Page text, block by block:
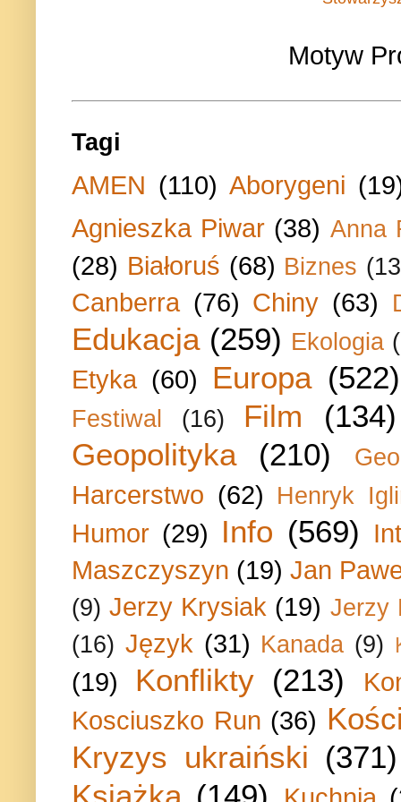
Motyw
Tagi
AMEN (110) Aborygeni
Agnieszka Piwar (38) Anna
(28) Białoruś (68) Biznes
Canberra (76) Chiny (63)
Edukacja (259) Ekologia
Etyka (60) Europa (522)
Festiwal (16) Film
(134)
Geopolityka
(210)
Harcerstwo (62) Henryk
Humor (29) Info (569)
Maszczyszyn (19) Jan
(9) Jerzy Krysiak (19) Jerzy
(16) Język (31) Kanada (9)
(19) Konflikty (213)
Kosciuszko Run (36)
Kryzys ukraiński (371)